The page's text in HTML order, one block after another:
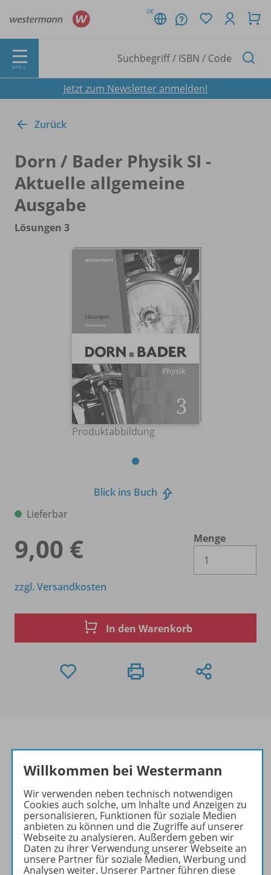
DE
MENÜ
Jetzt zum Newsletter anmelden!
Zurück
Dorn / Bader Physik SI -
Aktuelle allgemeine
Ausgabe
Lösungen 3
Produktabbildung
Blick ins Buch
Lieferbar
9,00 €
Menge
zzgl. Versandkosten
In den Warenkorb
Produktinformationen
Beschreibung
Zugehörige Produkte
Willkommen bei Westermann
Wir verwenden neben technisch notwendigen
Cookies auch solche, um Inhalte und Anzeigen zu
personalisieren, Funktionen für soziale Medien
anbieten zu können und die Zugriffe auf unserer
Webseite zu analysieren. Außerdem geben wir
Daten zu ihrer Verwendung unserer Webseite an
unsere Partner für soziale Medien, Werbung und
Analysen weiter. Unserer Partner führen diese